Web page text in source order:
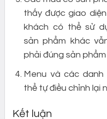
thấy được giao
khách có thể sử
sản phẩm khác
phải đúng sản
Menu và các
thể tự điều chỉnh lại
Kết luận